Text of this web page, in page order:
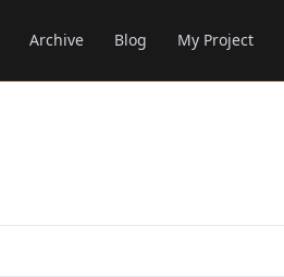
Archive Blog My Project